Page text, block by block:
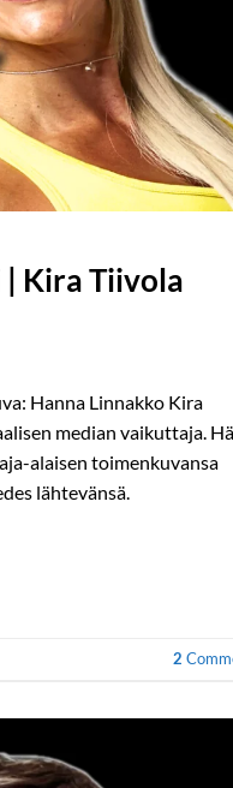
Kira Tiivola
Hanna Linnakko Kira
median vaikuttaja.
alaisen toimenkuvansa
lähtevänsä.
2